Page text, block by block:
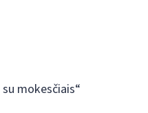
mokesčiais“